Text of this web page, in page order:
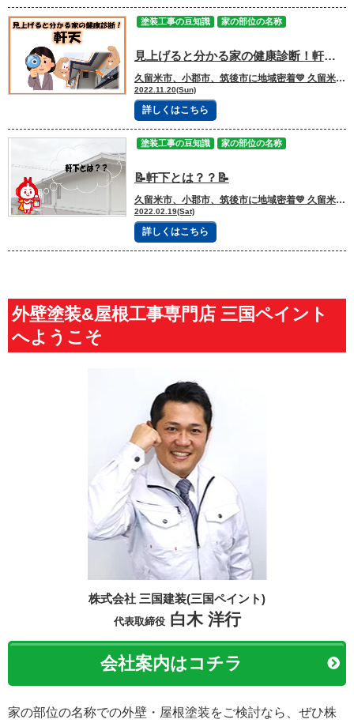
見上げると分かる家の健康診断！軒天（のきてん）
久留米市、小郡市、筑後市に地域密着💛 久留米市諏訪野町で外壁塗装・屋根塗装をしています 三国ペイントでございます！🎶 ブログを読んで頂きありがとうございます😻 普段、家の外観を見るときって「外壁」や「屋根の色」に目がいきがちですよね👀でも実は、ちょっと視線を上に上げると見える“ある場所”が、お家の健康を左右しているんです。 それが今回の主役👇👉 軒天（のきてん） 「どこそれ？」と思った方も多いかもしれませんが、実はかなり重要な付帯部なんです🏠✨ 【目次】 ※読みたい項目をクリック！ 《🪜軒天ってどこのこと？》 《🌬️実はめちゃくちゃ働いている！軒天の役割》 【☔ 雨・紫外線から家を守る】 【🔥 火災の延焼ストッパー】 【🌬️ 屋根裏の換気機能】 【🎨見た目を整える仕上げ】 《⚠️ 軒天が出している劣化サイン》 《🧰 軒天の補修方法》 《意外と多いトラブル“侵入問題🐦”》 《🏠軒天は“家の健康診断ポイント”》 《🧑‍🔧まとめ｜見上げるだけで家の状態が分かる場所》 🏡三国ペイントからひとこと ーーーーーｷﾘﾄﾘｾﾝーーーーー 《🪜軒天ってどこのこと？》 軒天とは、屋根が外壁から飛び出した部分の“裏側の天井”のことです。 つまり👇✔ 屋根の裏側✔ ベランダやバルコニーの下側✔ 軒先の見えない部分 ここが全部「軒天」です👀 普段はあまり意識しない場所ですが、家を下から見上げると必ずある“縁の下の力持ち”なんです。 《🌬️実はめちゃくちゃ働いている！軒天の役割》 軒天はただの“板”ではありません。ちゃんと理由があって存在しています💡 【☔ 雨・紫外線から家を守る】 軒天があることで👇・雨の吹き込みを防ぐ・外壁への直撃を減らす・紫外線ダメージを軽減 結果として、外壁や屋根の寿命がグッと伸びます✨ 【🔥 火災の延焼ストッパー】 もし火事が起きたとき、軒天がないと… 👉 窓から屋根裏へ一気に火が回る危険があります💦 軒天はこの“空気の通り道”を減らして、延焼スピードを抑える役割があります。 【🌬️ 屋根裏の換気機能】 軒天には小さな換気口が付いていることが多く👇・湿気を外に逃がす・結露を防ぐ・カビの発生を抑える 屋根裏の空気を“循環させる装置”のような役割です🏠 【🎨見た目を整える仕上げ】 もし軒天がなかったら… 👉 屋根の骨組みが丸見え😳 それを隠してスッキリ見せるのも大事な役割です。 《⚠️ 軒天が出している劣化サイン》 実は軒天は、家の中でも“異変が出やすい場所”です。 👇要注意サインはこちら ✔ 黄ばみ・色あせ✔ シミ（雨漏りの可能性大）✔ 剥がれ・浮き✔ 黒カビ・コケ✔ 小さな穴（害虫・小動物侵入の危険） 特に怖いのが👇👉 シミ＝雨漏りの入口 屋根や外壁のトラブルが、最終的に軒天に現れるケースが多いです。 《🧰 軒天の補修方法》 劣化の状態によって、対応方法は変わります👇 【🎨 塗装メンテナンス】 軽度の色あせ・汚れならこれでOK👉 美観回復＋保護力アップ 【🪵重ね張り（カバー工法）】 既存の軒天を残して上から施工👉 コストを抑えつつ強化できる方法 【🔨張り替え工事】 穴・腐食がある場合はこれ👉 根本から新品に交換 《意外と多いトラブル“侵入問題🐦”》 軒天に穴が空くと、実はこんなことも起きます👇 ・鳥が巣を作る・ハチが入り込む・ネズミが屋根裏へ侵入 「気づいたら屋根裏が住まいになっていた…」なんてケースもあります😨 《🏠軒天は“家の健康診断ポイント”》 軒天は普段目立たないですが、実は👇 ✔ 雨漏りのサイン✔ 屋根の劣化サイン✔ 湿気トラブルのサイン が全部集まる“観察ポイント”です👀✨ 《🧑‍🔧まとめ｜見上げるだけで家の状態が分かる場所》 軒天はただの天井ではなく👇 👉 雨・風・火・湿気から家を守る多機能パーツです🏠✨ しかも劣化すると、外壁や屋根より先に“異変のサイン”を出してくれることもあります。 🏡三国ペイントからひとこと 「外壁は気にするけど、軒天は見たことがない」という方はとても多いです。 でも実はそこが一番“家の状態が分かる場所”だったりします👀 少しでも👇・色が変・シミがある・剥がれてるかも と感じたら、早めの点検がおすすめです✨ 三国ペイントでは、軒天だけのチェックも大歓迎です😊 三国ペイントは、大切な財産であるお家🏠の塗装計画のお手伝いを、 お客様の意思を尊重しながらさせて頂いております💪✨ どうぞお気軽にご相談下さい😻 今日もブログを読んでいただきありがとうございます👍 お問合せフォームはこちら 久留米市・小郡市・鳥栖市・基山町 広川町に地域密着した三国建装自慢の 【施工事例】をぜひご覧ください★ 久留米初のショールームをオープンしました！ ぜひご来店頂き、ゆっくりお家の塗装計画を お聞かせください★ 三国ペイントは久留米市・小郡市・鳥栖市・基山町 広川町を中心として地域密着！！ 住まいのお悩み、ご相談は外壁塗装・ 屋根塗装＆雨漏り専門店の三国ペイントへ✧ 久留米ショールーム：久留米市諏訪野町2355-1 小郡オフィス：小郡市横隈1694-1 ☎フリーダイヤル：0120-010-392 WEBからのお問い合わせはこちら
2022.11.20(Sun)
詳しくはこちら
塗装工事の豆知識 家の部位の名称
📝軒下とは？？📝
久留米市、小郡市、筑後市に地域密着💛 久留米市諏訪野町で外壁塗装・屋根塗装をしています 三国ペイントでございます！🎶 ブログを読んで頂きありがとうございます😻 みなさん、こんにちは🌞 大場です！ 目次 軒下とは 軒の役割 －水が建物内部へ侵入するのを防ぐ －日差しを遮ることができるため建物の劣化を防ぐことができる －デザイン性を高める 軒天（軒下天井）は外壁塗装の御見積の際などでよく耳にすることがあるかと思いますが 軒下はあまり聞かれないかと思います😄 本日は軒下についてお話していきます。 🌟軒下とは 『軒』は屋根の端、張り出している部分のことです。 『軒下』はその軒の下の空間のことを言います。 🌟軒の役割とは？？ 近年では軒のない住宅が増えてきていますが、お家を綺麗に長く保つためには大切な役割を 担っています。 〇水が建物内部へ侵入するのを防ぐ ⇒軒下があることで雨水などの水分が屋根を伝い、建物内部へ侵入するのを防ぐことができます。 また、外壁と屋根の接合部分は異素材なので雨水が侵入しやすい箇所になります。 しかし、軒があることによって接合部分が雨から守ることができ、雨漏り防止にもなります。 水分が建物内部に侵入してしまうと腐敗やカビの原因になってしまい、劣化にも繋がるので 軒下の役割は重要です。 〇日差しを遮ることができるため建物の劣化を防ぐことができる ⇒『軒』があることで外壁に影を作り紫外線から外壁を守ることができます。 そのため、夏場の室内温度の上昇や日差しで家具が劣化することを防ぐことができます。 外壁の劣化原因の１つとして日光も当てはまるため、軒があることで 日光から保護してくれる役割もあります。 〇デザイン性を高める 『軒』はお家のデザイン性を高める役目があり、 軒の設置や形次第によってすてきな家に仕上げることができます。 ただ、はじめにお話ししたように近年では『軒』のないお家が増えてきています。 『軒』がなく、木造住宅の場合、湿気や雨で外壁や柱が水分を必要以上に吸収してしまいます。 水分を吸収してしまうと劣化や腐食が早まり雨漏りが起きやすくなります。 三国ペイントは、大切な財産であるお家🏠の塗装計画のお手伝いを、 お客様の意思を尊重しながらさせて頂いております💪✨ どうぞお気軽にご相談下さい😻 今日もブログを読んでいただきありがとうございます👍 お問合せフォームはこちら 久留米市・小郡市・鳥栖市・基山町 広川町に地域密着した三国建装自慢の 【施工事例】をぜひご覧ください★ 久留米初のショールームをオープンしました！ ぜひご来店頂き、ゆっくりお家の塗装計画を お聞かせください★ 三国ペイントは久留米市・小郡市・鳥栖市・基山町 広川町を中心として地域密着！！ 住まいのお悩み、ご相談は外壁塗装・ 屋根塗装＆雨漏り専門店の三国ペイントへ✧ 久留米ショールーム：久留米市諏訪野町2355-1 小郡オフィス：小郡市横隈1694-1 ☎フリーダイヤル：0120-010-392 WEBからのお問い合わせはこちら
2022.02.19(Sat)
詳しくはこちら
塗装工事の豆知識 家の部位の名称
外壁塗装&屋根工事専門店 三国ペイント
へようこそ
株式会社 三国建装(三国ペイント)
代表取締役白木 洋行
会社案内はコチラ
家の部位の名称での外壁・屋根塗装をご検討なら、ぜひ株